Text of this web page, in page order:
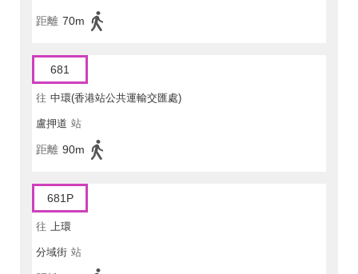
距離 70m
681
往 中環(香港站公共運輸交匯處)
盧押道 站
距離 90m
681P
往 上環
分域街 站